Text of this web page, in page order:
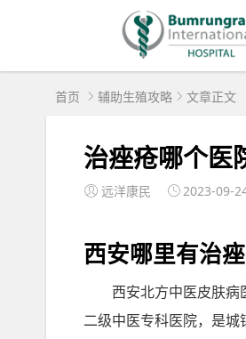
首页 辅助生殖攻略 文章正文
治痤疮哪个医
远洋康民 2023-09-
西安哪里有治
西安北方中医皮肤
二级中医专科医院，是城